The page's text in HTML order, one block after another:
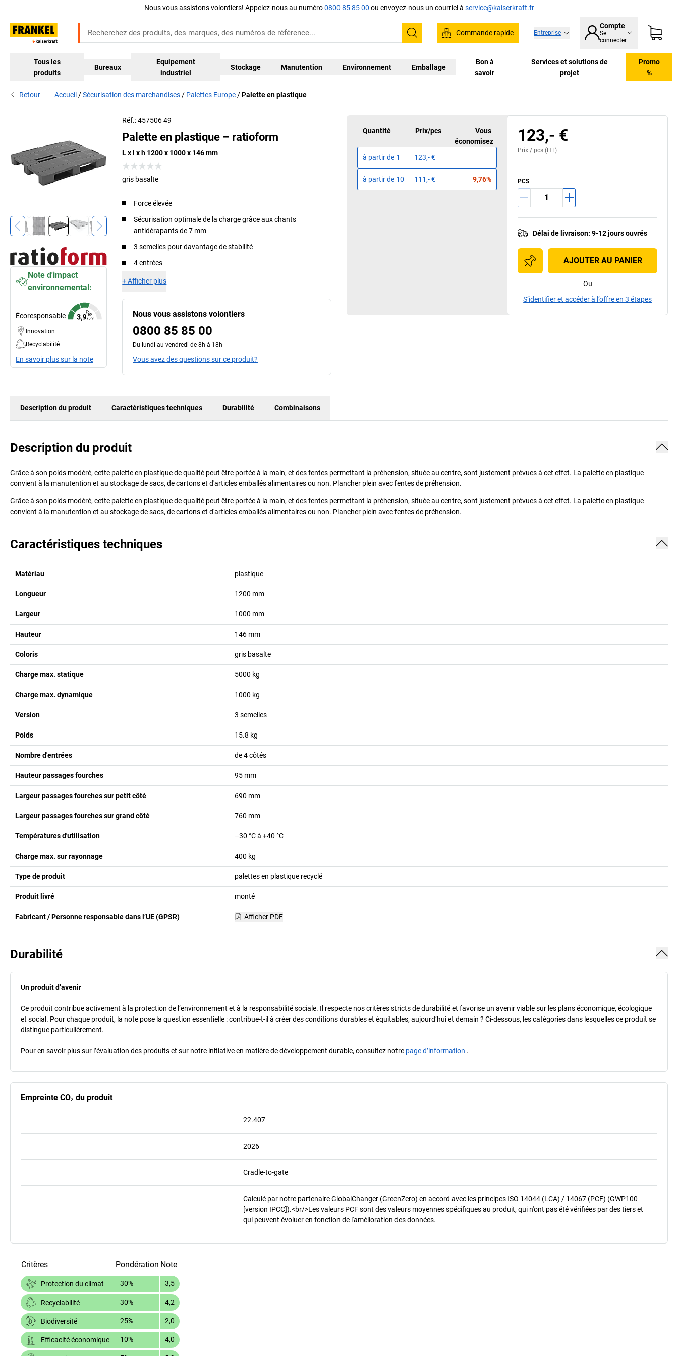
Nous vous assistons volontiers! Appelez-nous au numéro0800 85 85 00 ou envoyez-nous un courriel à service@kaiserkraft.fr
Recherche
Commande rapide Entreprise
Compte
Se
connecter
Tous les
produits
Bureaux
Equipement
industriel
Stockage Manutention Environnement Emballage
Bon à
savoir
Services et solutions de
projet
Promo
%
Retour Accueil Sécurisation des marchandises Palettes Europe Palette en plastique
Note d'impact
environnemental:
Écoresponsable
Innovation
Recyclabilité
En savoir plus sur la note
Réf.: 457506 49
Palette en plastique – ratioform
L x l x h 1200 x 1000 x 146 mm
gris basalte
Force élevée
Sécurisation optimale de la charge grâce aux chants
antidérapants de 7 mm
3 semelles pour davantage de stabilité
4 entrées
+Afficher plus
Nous vous assistons volontiers
0800 85 85 00
Du lundi au vendredi de 8h à 18h
Vous avez des questions sur ce produit?
Quantité Prix/pcs
Vous
économisez
à partir de 1 123,- €
à partir de 10 111,- € 9,76%
123,- €
Prix /pcs (HT)
PCS
Délai de livraison:9-12 jours ouvrés
AJOUTER AU PANIER
Ou
S’identifier et accéder à l’offre en 3 étapes
Description du produit Caractéristiques techniques Durabilité Combinaisons
Description du produit
Grâce à son poids modéré, cette palette en plastique de qualité peut être portée à la main, et des fentes permettant la préhension, située au centre, sont justement prévues à cet effet. La palette en plastique
convient à la manutention et au stockage de sacs, de cartons et d'articles emballés alimentaires ou non. Plancher plein avec fentes de préhension.
Grâce à son poids modéré, cette palette en plastique de qualité peut être portée à la main, et des fentes permettant la préhension, située au centre, sont justement prévues à cet effet. La palette en plastique
convient à la manutention et au stockage de sacs, de cartons et d'articles emballés alimentaires ou non. Plancher plein avec fentes de préhension.
Caractéristiques techniques
Matériau plastique
Longueur 1200 mm
Largeur 1000 mm
Hauteur 146 mm
Coloris gris basalte
Charge max. statique 5000 kg
Charge max. dynamique 1000 kg
Version 3 semelles
Poids 15.8 kg
Nombre d'entrées de 4 côtés
Hauteur passages fourches 95 mm
Largeur passages fourches sur petit côté 690 mm
Largeur passages fourches sur grand côté 760 mm
Températures d'utilisation –30 °C à +40 °C
Charge max. sur rayonnage 400 kg
Type de produit palettes en plastique recyclé
Produit livré monté
Fabricant / Personne responsable dans l’UE (GPSR) Afficher PDF
Durabilité
Un produit d’avenir
Ce produit contribue activement à la protection de l’environnement et à la responsabilité sociale. Il respecte nos critères stricts de durabilité et favorise un avenir viable sur les plans économique, écologique
et social. Pour chaque produit, la note pose la question essentielle : contribue-t-il à créer des conditions durables et équitables, aujourd’hui et demain ? Ci-dessous, les catégories dans lesquelles ce produit se
distingue particulièrement.
Pour en savoir plus sur l’évaluation des produits et sur notre initiative en matière de développement durable, consultez notre page d’information .
Empreinte CO₂ du produit
22.407
2026
Cradle-to-gate
Calculé par notre partenaire GlobalChanger (GreenZero) en accord avec les principes ISO 14044 (LCA) / 14067 (PCF) (GWP100
[version IPCC]).<br/>Les valeurs PCF sont des valeurs moyennes spécifiques au produit, qui n'ont pas été vérifiées par des tiers et
qui peuvent évoluer en fonction de l'amélioration des données.
Critères Pondération Note
Protection du climat 30% 3,5
Recyclabilité 30% 4,2
Biodiversité 25% 2,0
Efficacité économique 10% 4,0